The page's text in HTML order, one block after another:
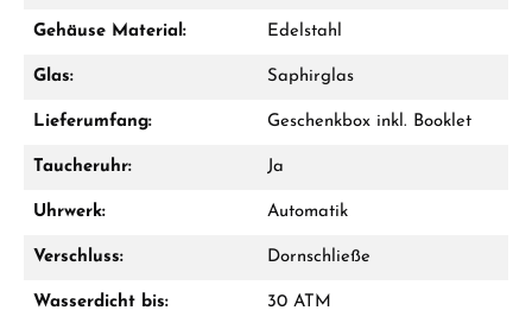
WhatsApp Chat
Geschenk im Warenkorb.
GESCHENKE ANSEHEN
Gehäuse Material: Edelstahl
Glas: Saphirglas
Lieferumfang: Geschenkbox inkl. Booklet
Taucheruhr: Ja
Uhrwerk: Automatik
Verschluss: Dornschließe
Wasserdicht bis: 30 ATM